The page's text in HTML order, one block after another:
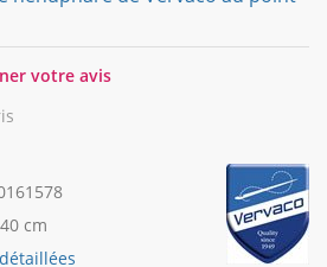
votre avis
cm